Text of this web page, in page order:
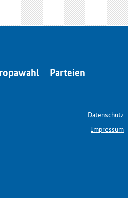
Parteien
Datenschutz
Impressum